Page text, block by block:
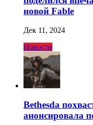
новой Fable
Дек 11, 2024
Новости
Bethesda
анонсировала